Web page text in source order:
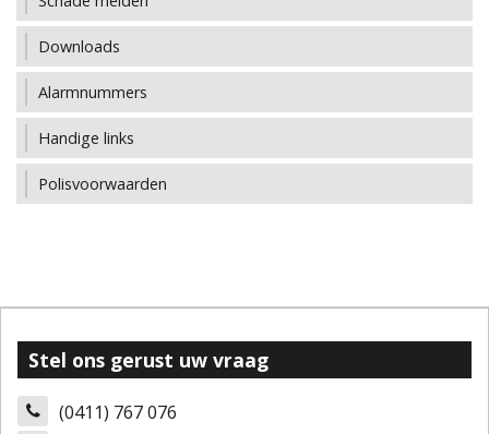
Downloads
Alarmnummers
Handige links
Polisvoorwaarden
Stel ons gerust uw vraag
(0411) 767 076